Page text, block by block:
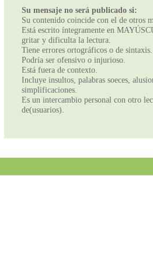
Su mensaje no será publicado si:
Su contenido coincide con el de otros
Está escrito íntegramente en
gritar y dificulta la lectura.
Tiene errores ortográficos o de sintaxis.
Podría ser ofensivo o injurioso.
Está fuera de contexto.
Incluye insultos, palabras soeces,
simplificaciones.
Es un intercambio personal con otro
de(usuarios).